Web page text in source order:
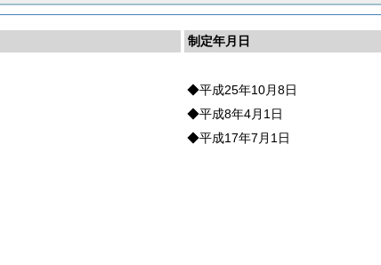
制定年月日
◆平成25年10月8日
◆平成8年4月1日
◆平成17年7月1日